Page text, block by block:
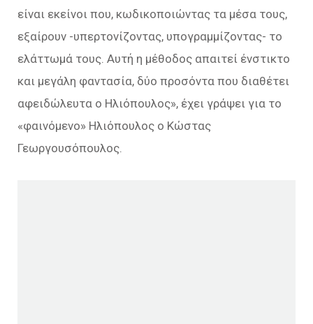
είναι εκείνοι που, κωδικοποιώντας τα μέσα τους,
εξαίρουν -υπερτονίζοντας, υπογραμμίζοντας- το
ελάττωμά τους. Αυτή η μέθοδος απαιτεί ένστικτο
και μεγάλη φαντασία, δύο προσόντα που διαθέτει
αφειδώλευτα ο Ηλιόπουλος», έχει γράψει για το
«φαινόμενο» Ηλιόπουλος ο Κώστας
Γεωργουσόπουλος.